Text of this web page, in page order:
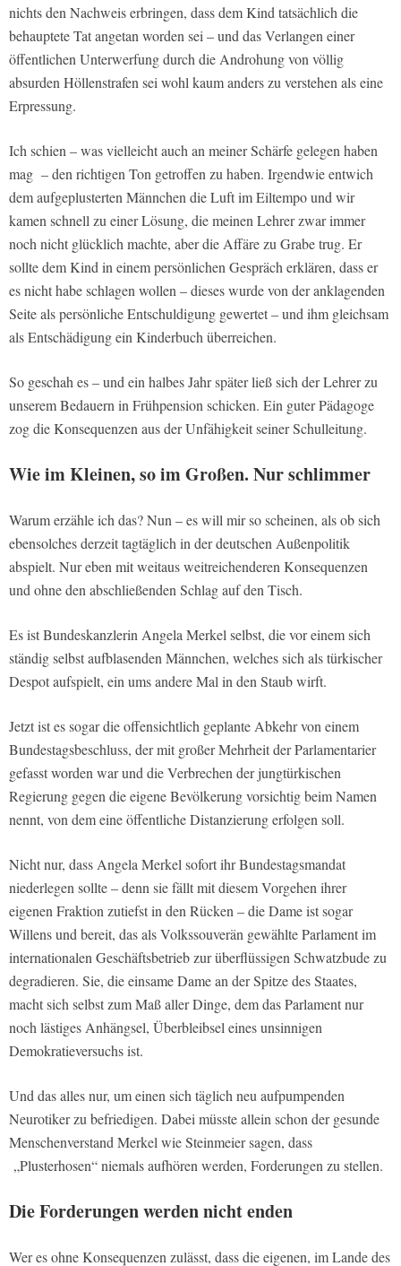
nichts den Nachweis erbringen, dass dem Kind tatsächlich die
behauptete Tat angetan worden sei – und das Verlangen einer
öffentlichen Unterwerfung durch die Androhung von völlig
absurden Höllenstrafen sei wohl kaum anders zu verstehen als eine
Erpressung.
Ich schien – was vielleicht auch an meiner Schärfe gelegen haben
mag – den richtigen Ton getroffen zu haben. Irgendwie entwich
dem aufgeplusterten Männchen die Luft im Eiltempo und wir
kamen schnell zu einer Lösung, die meinen Lehrer zwar immer
noch nicht glücklich machte, aber die Affäre zu Grabe trug. Er
sollte dem Kind in einem persönlichen Gespräch erklären, dass er
es nicht habe schlagen wollen – dieses wurde von der anklagenden
Seite als persönliche Entschuldigung gewertet – und ihm gleichsam
als Entschädigung ein Kinderbuch überreichen.
So geschah es – und ein halbes Jahr später ließ sich der Lehrer zu
unserem Bedauern in Frühpension schicken. Ein guter Pädagoge
zog die Konsequenzen aus der Unfähigkeit seiner Schulleitung.
Wie im Kleinen, so im Großen. Nur schlimmer
Warum erzähle ich das? Nun – es will mir so scheinen, als ob sich
ebensolches derzeit tagtäglich in der deutschen Außenpolitik
abspielt. Nur eben mit weitaus weitreichenderen Konsequenzen
und ohne den abschließenden Schlag auf den Tisch.
Es ist Bundeskanzlerin Angela Merkel selbst, die vor einem sich
ständig selbst aufblasenden Männchen, welches sich als türkischer
Despot aufspielt, ein ums andere Mal in den Staub wirft.
Jetzt ist es sogar die offensichtlich geplante Abkehr von einem
Bundestagsbeschluss, der mit großer Mehrheit der Parlamentarier
gefasst worden war und die Verbrechen der jungtürkischen
Regierung gegen die eigene Bevölkerung vorsichtig beim Namen
nennt, von dem eine öffentliche Distanzierung erfolgen soll.
Nicht nur, dass Angela Merkel sofort ihr Bundestagsmandat
niederlegen sollte – denn sie fällt mit diesem Vorgehen ihrer
eigenen Fraktion zutiefst in den Rücken – die Dame ist sogar
Willens und bereit, das als Volkssouverän gewählte Parlament im
internationalen Geschäftsbetrieb zur überflüssigen Schwatzbude zu
degradieren. Sie, die einsame Dame an der Spitze des Staates,
macht sich selbst zum Maß aller Dinge, dem das Parlament nur
noch lästiges Anhängsel, Überbleibsel eines unsinnigen
Demokratieversuchs ist.
Und das alles nur, um einen sich täglich neu aufpumpenden
Neurotiker zu befriedigen. Dabei müsste allein schon der gesunde
Menschenverstand Merkel wie Steinmeier sagen, dass
„Plusterhosen“ niemals aufhören werden, Forderungen zu stellen.
Die Forderungen werden nicht enden
Wer es ohne Konsequenzen zulässt, dass die eigenen, im Lande des